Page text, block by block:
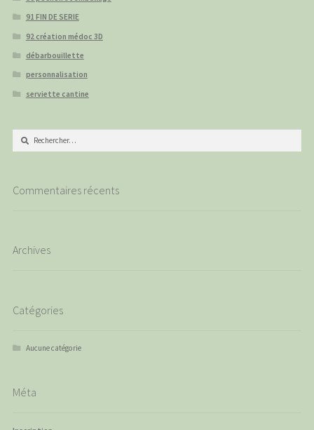
91 FIN DE SERIE
92 création médoc 3D
débarbouillette
personnalisation
serviette cantine
Rechercher :
Commentaires récents
Archives
Catégories
Aucune catégorie
Méta